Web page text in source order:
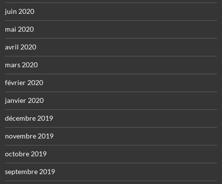
juin 2020
mai 2020
avril 2020
mars 2020
février 2020
janvier 2020
décembre 2019
novembre 2019
octobre 2019
septembre 2019